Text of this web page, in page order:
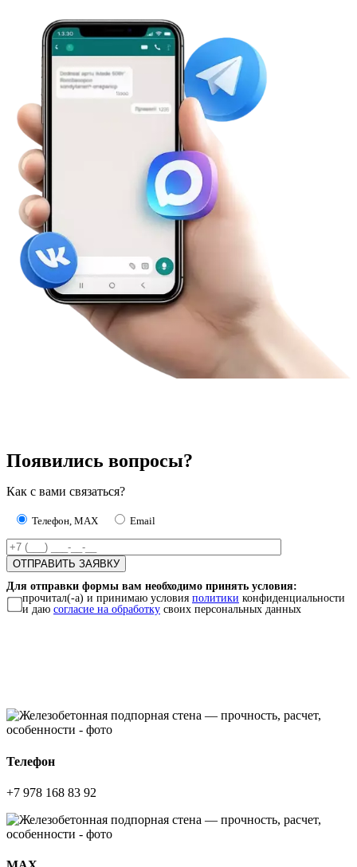
Появились вопросы?
Как с вами связаться?
Телефон, MAX Email
Для отправки формы вам необходимо принять условия:
прочитал(-а) и принимаю условия политики конфиденциальности
и даю согласие на обработку своих персональных данных
Телефон
+7 978 168 83 92